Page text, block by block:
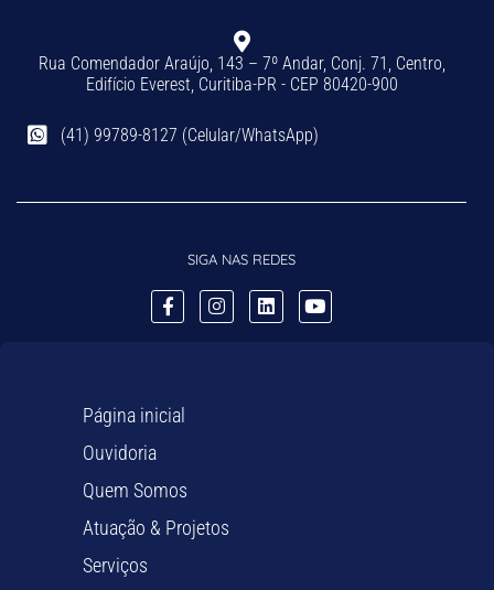
Rua Comendador Araújo, 143 – 7º Andar, Conj. 71, Centro,
Edifício Everest, Curitiba-PR - CEP 80420-900
(41) 99789-8127 (Celular/WhatsApp)
SIGA NAS REDES
Página inicial
Ouvidoria
Quem Somos
Atuação & Projetos
Serviços